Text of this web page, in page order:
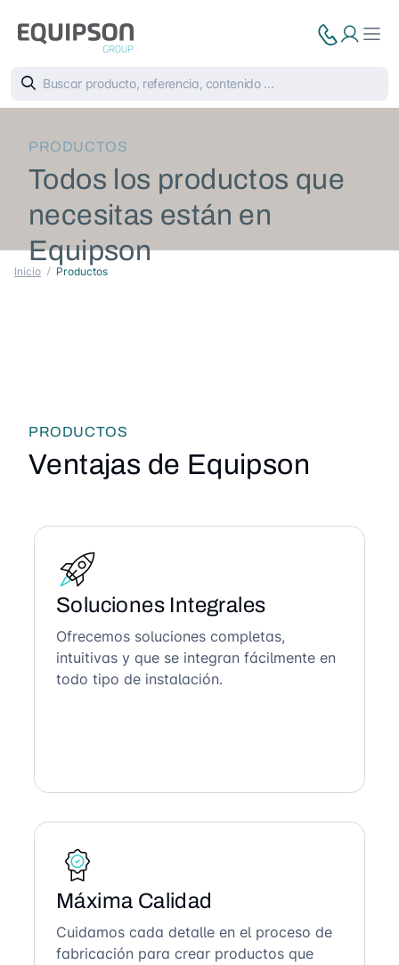
PRODUCTOS
Todos los productos que
necesitas están en
Equipson
Inicio Productos
PRODUCTOS
Ventajas de Equipson
Soluciones Integrales
Ofrecemos soluciones completas,
intuitivas y que se integran fácilmente en
todo tipo de instalación.
Máxima Calidad
Cuidamos cada detalle en el proceso de
fabricación para crear productos que